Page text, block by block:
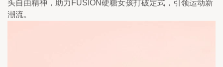
头自由精神，助力FUSION硬糖女孩打破定式，引领运动新
潮流。